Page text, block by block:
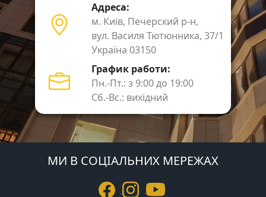
Адреса:
м. Киів, Печерский р-н,
вул. Василя Тютюнника, 37/1
Україна 03150
График работи:
Пн.-Пт.: з 9:00 до 19:00
Сб.-Вс.: вихідний
МИ В СОЦІАЛЬНИХ МЕРЕЖАХ